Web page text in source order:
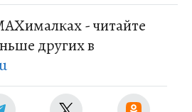
- читайте
других в